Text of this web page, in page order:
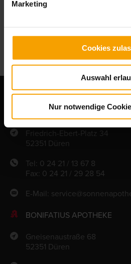
Marketing
Cookies
Auswahl
Nur notwendige
SONNEN APOTHEKE
Friedrich-Ebert-Platz 34
52351 Düren
Tel: 0 24 21 / 13 67 8
Fax: 0 24 21 / 29 28 54
E-Mail:
BONIFATIUS APOTHEKE
Gneisenaustraße 68
52351 Düren